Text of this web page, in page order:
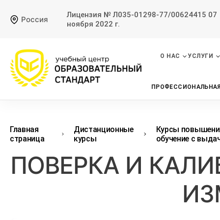
Россия
Лицензия № Л035-01298-77/00624415 07
ноября 2022 г.
О НАС УСЛУГИ
Главная
страница
Дистанционные
курсы
Курсы
обучение с
ПОВЕРКА И